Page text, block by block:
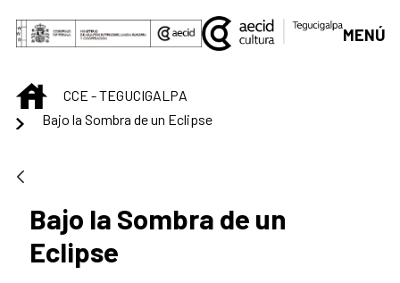
Saltar al contenido principal
MENÚ
INICIOCCE - TEGUCIGALPA
Bajo la Sombra de un Eclipse
Bajo la Sombra de un
Eclipse